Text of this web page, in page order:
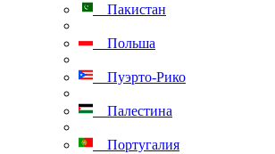
Пакистан
Польша
Пуэрто-Рико
Палестина
Португалия